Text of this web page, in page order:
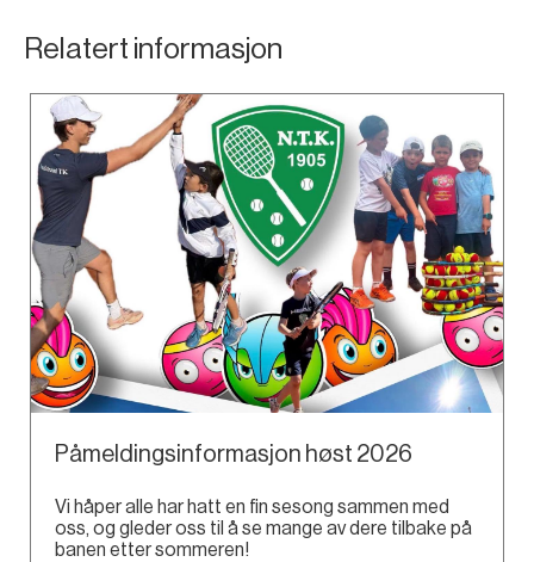
Relatert informasjon
Påmeldingsinformasjon høst 2026
Vi håper alle har hatt en fin sesong sammen med
oss, og gleder oss til å se mange av dere tilbake på
banen etter sommeren!